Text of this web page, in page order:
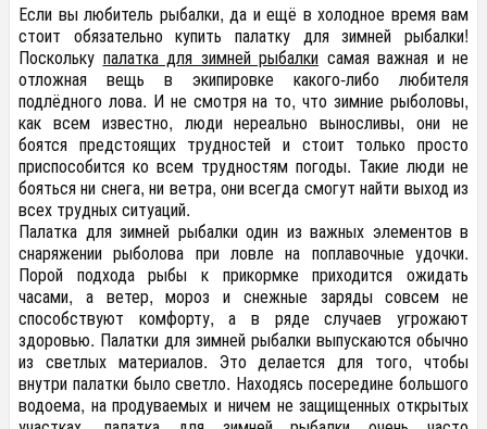
Если вы любитель рыбалки, да и ещё в холодное время вам
стоит обязательно купить палатку для зимней рыбалки!
Поскольку палатка для зимней рыбалки самая важная и не
отложная вещь в экипировке какого-либо любителя
подлёдного лова. И не смотря на то, что зимние рыболовы,
как всем известно, люди нереально выносливы, они не
боятся предстоящих трудностей и стоит только просто
приспособится ко всем трудностям погоды. Такие люди не
бояться ни снега, ни ветра, они всегда смогут найти выход из
всех трудных ситуаций.
Палатка для зимней рыбалки один из важных элементов в
снаряжении рыболова при ловле на поплавочные удочки.
Порой подхода рыбы к прикормке приходится ожидать
часами, а ветер, мороз и снежные заряды совсем не
способствуют комфорту, а в ряде случаев угрожают
здоровью. Палатки для зимней рыбалки выпускаются обычно
из светлых материалов. Это делается для того, чтобы
внутри палатки было светло. Находясь посередине большого
водоема, на продуваемых и ничем не защищенных открытых